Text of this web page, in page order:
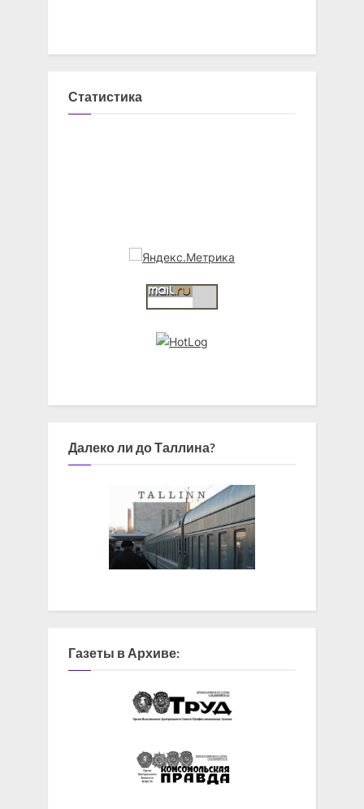
Статистика
Далеко ли до Таллина?
Газеты в Архиве: